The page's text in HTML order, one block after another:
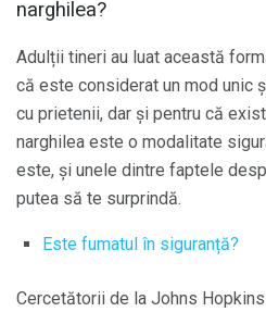
narghilea?
Adulții tineri au luat această
că este considerat un mod unic
cu prietenii, dar și pentru că
narghilea este o modalitate
este, și unele dintre faptele
putea să te surprindă.
Este fumatul în siguranță?
Cercetătorii de la Johns